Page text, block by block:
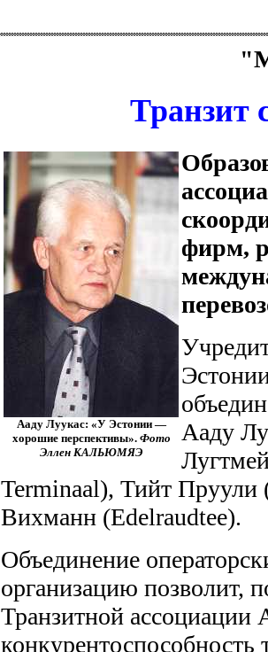
Транзит
Ааду Луукас: «У Эстонии —
хорошие перспективы».Фото
Эллен КАЛЬЮМЯЭ
фирм,
Ааду
Terminaal), Тийт Пруули
Вихманн (Edelraudtee).
Объединение
организацию позволит,
Транзитной ассоциации